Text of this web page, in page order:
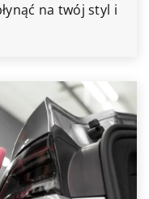
na twój styl i